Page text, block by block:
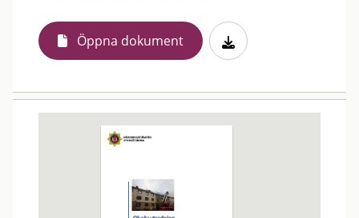
Öppna dokument